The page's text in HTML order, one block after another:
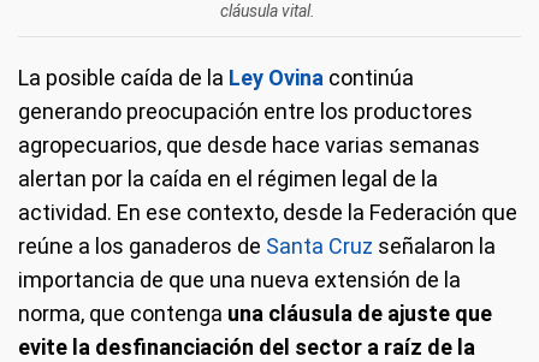
cláusula vital.
La posible caída de la Ley Ovina continúa
generando preocupación entre los productores
agropecuarios, que desde hace varias semanas
alertan por la caída en el régimen legal de la
actividad. En ese contexto, desde la Federación que
reúne a los ganaderos de Santa Cruz señalaron la
importancia de que una nueva extensión de la
norma, que contenga una cláusula de ajuste que
evite la desfinanciación del sector a raíz de la